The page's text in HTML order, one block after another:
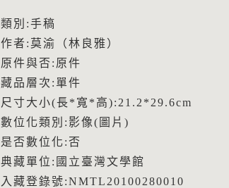
類別:手稿
作者:莫渝（林良雅）
原件與否:原件
藏品層次:單件
尺寸大小(長*寬*高):21.2*29.6cm
數位化類別:影像(圖片)
是否數位化:否
典藏單位:國立臺灣文學館
入藏登錄號:NMTL20100280010